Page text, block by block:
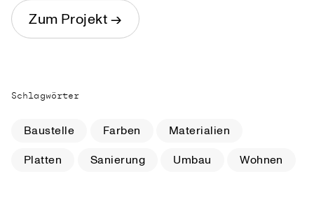
Zum Projekt →
Schlagwörter
Baustelle Farben
Materialien
Platten
Sanierung Umbau Wohnen